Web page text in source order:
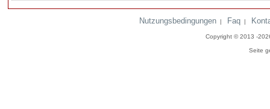
Nutzungsbedingungen | Faq |
Copyright © 2013 -
Seite